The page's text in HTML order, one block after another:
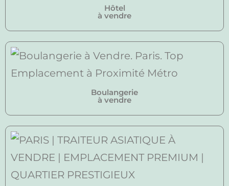
Hôtel
à vendre
Boulangerie
à vendre